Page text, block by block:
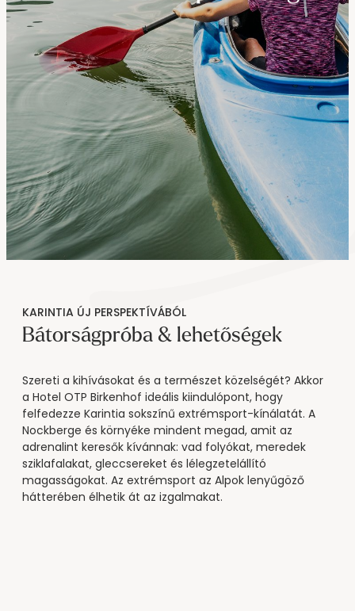
----
----
KARINTIA ÚJ PERSPEKTÍVÁBÓL
Bátorságpróba & lehetőségek
Szereti a kihívásokat és a természet közelségét? Akkor
a Hotel OTP Birkenhof ideális kiindulópont, hogy
felfedezze Karintia sokszínű extrémsport-kínálatát. A
Nockberge és környéke mindent megad, amit az
adrenalint keresők kívánnak: vad folyókat, meredek
sziklafalakat, gleccsereket és lélegzetelállító
magasságokat. Az extrémsport az Alpok lenyűgöző
hátterében élhetik át az izgalmakat.